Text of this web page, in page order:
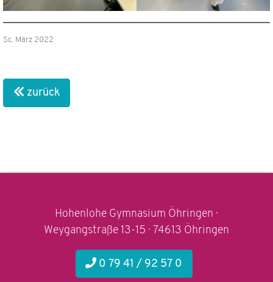
Sc, März 2022
zurück
Hohenlohe Gymnasium Öhringen ·
Weygangstraße 13-15 · 74613 Öhringen
0 79 41 / 92 57 0